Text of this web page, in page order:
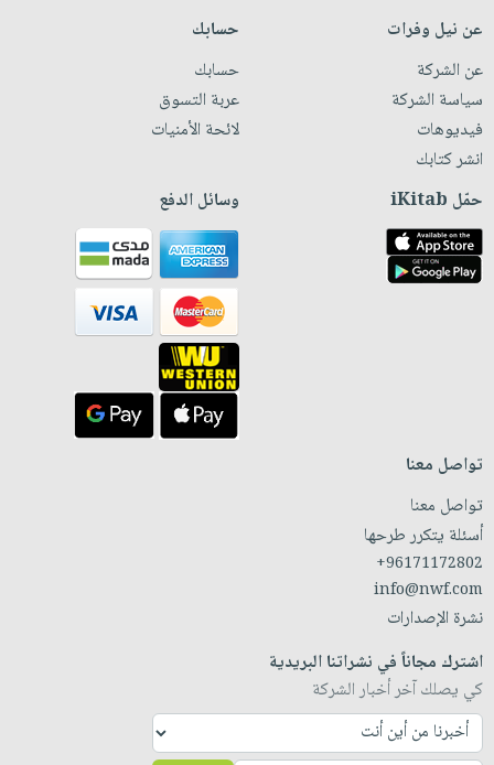
عن نيل وفرات
عن الشركة
سياسة الشركة
فيديوهات
انشر كتابك
حسابك
حسابك
عربة التسوق
لائحة الأمنيات
حمّل iKitab وسائل الدفع
تواصل معنا
تواصل معنا
أسئلة يتكرر طرحها
+96171172802
info@nwf.com
نشرة الإصدارات
اشترك مجاناً في نشراتنا البريدية
كي يصلك آخر أخبار الشركة